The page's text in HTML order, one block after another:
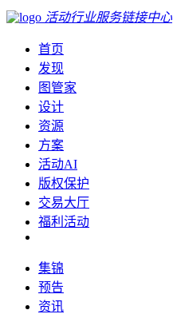
活动行业服务链接中心
首页
发现
图管家
设计
资源
方案
活动AI
版权保护
交易大厅
福利活动
集锦
预告
资讯